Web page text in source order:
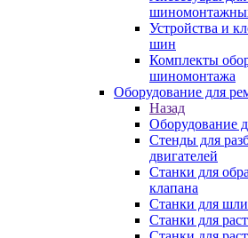
Устройства и
шин
Комплекты
шиномонтажа
Оборудование для
Назад
Оборудование
Стенды для
двигателей
Станки для
клапана
Станки для
Станки для